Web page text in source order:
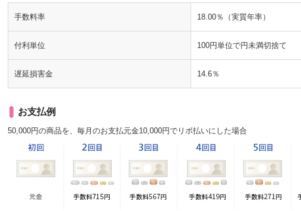
手数料率 18.00％（実質年率）
付利単位 100円単位で円未満切捨て
遅延損害金 14.6％
お支払例
50,000円の商品を、毎月のお支払元金10,000円でリボ払いにした場合